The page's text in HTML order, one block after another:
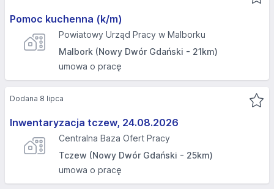
Pomoc kuchenna (k/m)
Powiatowy Urząd Pracy w Malborku
Malbork (Nowy Dwór Gdański - 21km)
umowa o pracę
Inwentaryzacja tczew, 24.08.2026
Centralna Baza Ofert Pracy
Tczew (Nowy Dwór Gdański - 25km)
umowa o pracę
Dodana 8 lipca